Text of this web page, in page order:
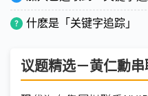
什麽是「关键字追踪」
议题精选－黄仁勳